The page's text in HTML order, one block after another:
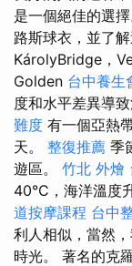
是一個絕佳的選擇
路斯球衣，並了
KárolyBridge，
Golden 台中養生
度和水平差異導
難度 有一個亞熱
天。 整復推薦 季
遊區。 竹北 外燴
40°C，海洋溫度
道按摩課程 台中
利人相似，當然
時光。 著名的克